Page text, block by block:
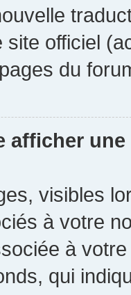
officiel
du
afficher
visibles
à votre
à
qui